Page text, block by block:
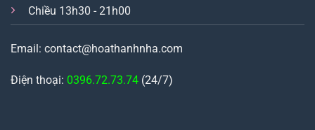
Chiều 13h30 - 21h00
Email: contact@hoathanhnha.com
Điện thoại: 0396.72.73.74 (24/7)